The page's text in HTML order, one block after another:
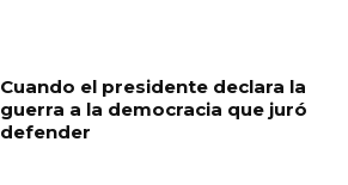
Cuando el presidente declara la
guerra a la democracia que juró
defender